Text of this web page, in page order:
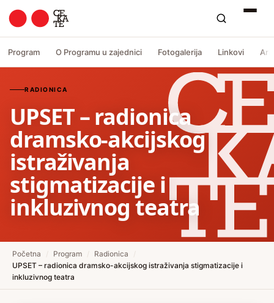
Program O Programu u zajednici Fotogalerija Linkovi
RADIONICA
UPSET – radionica
dramsko-akcijskog
istraživanja
stigmatizacije i
inkluzivnog teatra
Početna Program Radionica
UPSET – radionica dramsko-akcijskog istraživanja stigmatizacije i
inkluzivnog teatra